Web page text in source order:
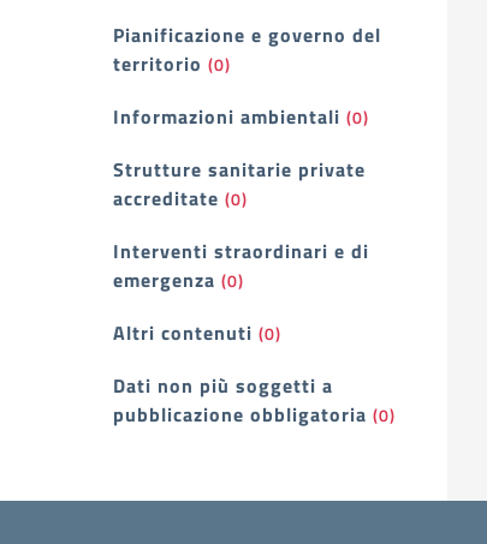
Pianificazione e governo del
territorio (0)
Informazioni ambientali (0)
Strutture sanitarie private
accreditate (0)
Interventi straordinari e di
emergenza (0)
Altri contenuti (0)
Dati non più soggetti a
pubblicazione obbligatoria (0)